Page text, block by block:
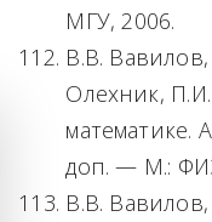
МГУ, 2006.
В.В.
Олехник,
математике.
доп. — М.:
В.В.